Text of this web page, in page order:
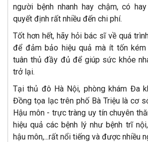
người bệnh nhanh hay chậm, có
quyết định rất nhiều đến chi phí.
Tốt hơn hết, hãy hỏi bác sĩ về quá
để đảm bảo hiệu quả mà ít tốn kém
tuân thủ đầy đủ để giúp sức khỏe
trở lại.
Tại thủ đô Hà Nội, phòng khám Đa
Đồng tọa lạc trên phố Bà Triệu là cơ
Hậu môn - trực tràng uy tín chuyên
hiệu quả các bệnh lý như bệnh trĩ
hậu môn,...rất nổi tiếng và được nhiều